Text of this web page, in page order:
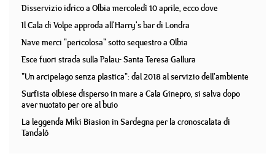
Disservizio idrico a Olbia mercoledì 10 aprile, ecco dove
Il Cala di Volpe approda all'Harry's bar di Londra
Nave merci "pericolosa" sotto sequestro a Olbia
Esce fuori strada sulla Palau- Santa Teresa Gallura
"Un arcipelago senza plastica": dal 2018 al servizio dell'ambiente
Surfista olbiese disperso in mare a Cala Ginepro, si salva dopo
aver nuotato per ore al buio
La leggenda Miki Biasion in Sardegna per la cronoscalata di
Tandalò